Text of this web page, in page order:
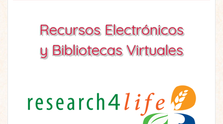
Recursos Electrónicos
y Bibliotecas Virtuales